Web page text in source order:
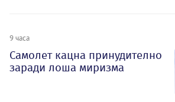
9 часа
Самолет кацна принудително
заради лоша миризма